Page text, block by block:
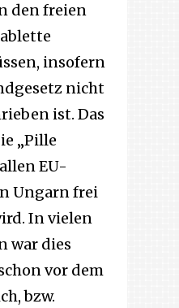
den freien
insofern
nicht
ist. Das
„Pille
EU-
Ungarn frei
In vielen
war dies
vor dem
bzw.